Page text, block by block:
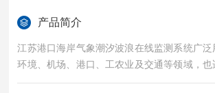
产品简介
江苏港口海岸气象潮汐波浪在线监测系统广泛
环境、机场、港口、工农业及交通等领域，也
构使用.功能特点显示功能可同时测量并显示